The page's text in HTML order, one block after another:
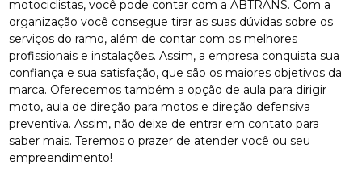
motociclistas, você pode contar com a ABTRANS. Com a
organização você consegue tirar as suas dúvidas sobre os
serviços do ramo, além de contar com os melhores
profissionais e instalações. Assim, a empresa conquista sua
confiança e sua satisfação, que são os maiores objetivos da
marca. Oferecemos também a opção de aula para dirigir
moto, aula de direção para motos e direção defensiva
preventiva. Assim, não deixe de entrar em contato para
saber mais. Teremos o prazer de atender você ou seu
empreendimento!